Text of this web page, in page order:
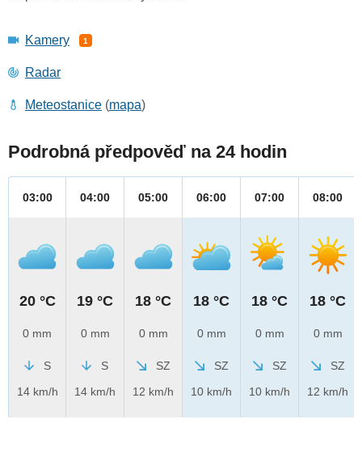
Kamery 1
Radar
Meteostanice (mapa)
Podrobná předpověď na 24 hodin
03:00
20 °C
0 mm
S
14 km/h
04:00
19 °C
0 mm
S
14 km/h
05:00
18 °C
0 mm
SZ
12 km/h
06:00
18 °C
0 mm
SZ
10 km/h
07:00
18 °C
0 mm
SZ
10 km/h
08:00
18 °C
0 mm
SZ
12 km/h